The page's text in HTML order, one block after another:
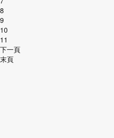
8
9
10
11
下一頁
末頁